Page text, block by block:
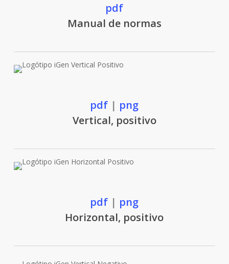
pdf
Manual de normas
pdf | png
Vertical, positivo
pdf | png
Horizontal, positivo